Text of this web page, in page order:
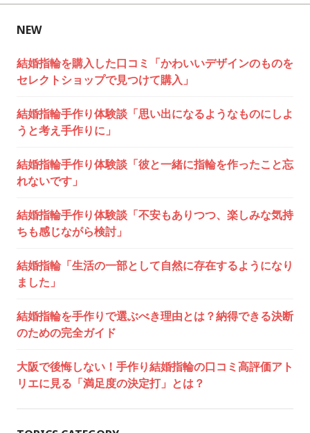
ビ
ー
シ
ョ
ン
NEW
結婚指輪を購入した口コミ「かわいいデザインのものを
セレクトショップで見つけて購入」
結婚指輪手作り体験談「思い出になるようなものにしよ
うと考え手作りに」
結婚指輪手作り体験談「彼と一緒に指輪を作ったこと忘
れないです」
結婚指輪手作り体験談「不安もありつつ、楽しみな気持
ちも感じながら検討」
結婚指輪「生活の一部として自然に存在するようになり
ました」
結婚指輪を手作りで選ぶべき理由とは？納得できる決断
のための完全ガイド
大阪で後悔しない！手作り結婚指輪の口コミ高評価アト
リエに見る「満足度の決定打」とは？